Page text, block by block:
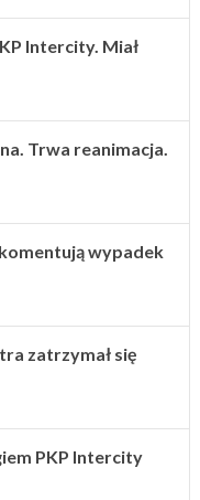
Intercity. Miał
Trwa reanimacja.
wypadek
zatrzymał się
PKP Intercity